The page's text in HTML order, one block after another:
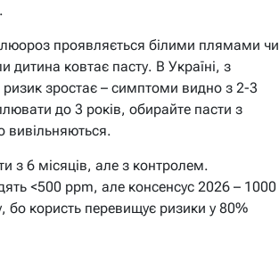
проявляється білими плямами чи
ковтає пасту. В Україні, з
зростає – симптоми видно з 2-3
до 3 років, обирайте пасти з
з 6 місяців, але з контролем.
<500 ppm, але консенсус 2026 – 1000
бо користь перевищує ризики у 80%